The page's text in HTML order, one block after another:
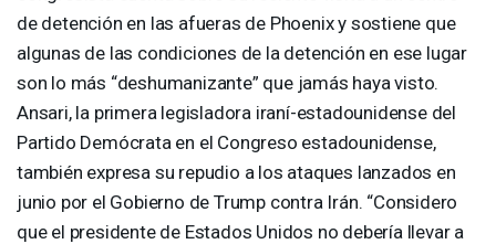
de detención en las afueras de Phoenix y sostiene que
algunas de las condiciones de la detención en ese lugar
son lo más “deshumanizante” que jamás haya visto.
Ansari, la primera legisladora iraní-estadounidense del
Partido Demócrata en el Congreso estadounidense,
también expresa su repudio a los ataques lanzados en
junio por el Gobierno de Trump contra Irán. “Considero
que el presidente de Estados Unidos no debería llevar a